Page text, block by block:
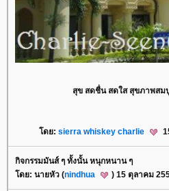
สุข สดชื่น สดใส สุขภาพสม
ดย: sierra whiskey charlie
กิจกรรมมันส์ ๆ ทั้งนั้น หนุกหนาน ๆ
ดย: นายหัว (nindhua ) 15 ตุลาคม